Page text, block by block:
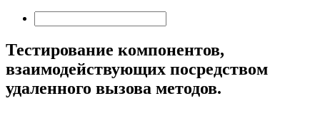
Тестирование компонентов,
взаимодействующих посредством
удаленного вызова методов.